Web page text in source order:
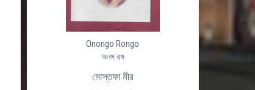
Onongo Rongo
অনঙ্গ রঙ্গ
মোস্তফা মীর